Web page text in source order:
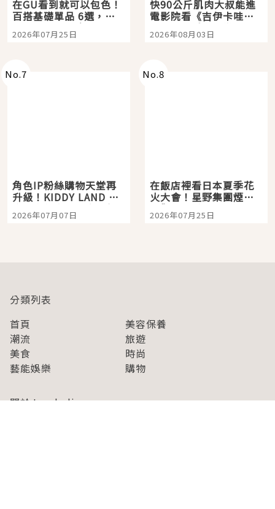
在GU看到就可以包色！
百搭基礎單品 6選，閉
眼全收也不心疼
2026年07月25日
快90公斤肌肉大叔能進
電影院看《吉伊卡哇》
嗎？日本重金屬樂團
「打首」會長與nagano
2026年08月03日
No.7
角色IP粉絲購物天堂再
升級！KIDDY LAND 原
宿店吉伊卡哇迎客，新
開幕 OMOKADO 店3分
2026年07月07日
No.8
在飯店裡看日本夏季花
火大會！星野集團煙火
景觀飯店6選，讓你不用
人擠人悠閒欣賞
2026年07月25日
分類列表
首頁
美容保養
潮流
旅遊
美食
時尚
藝能娛樂
購物
關於Japaholic